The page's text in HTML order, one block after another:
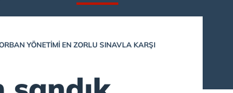
YÖNETIMI EN ZORLU SINAVLA KARŞI